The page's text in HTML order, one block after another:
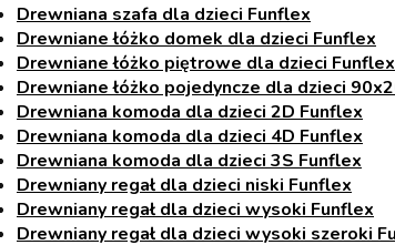
Drewniana szafa dla dzieci Funflex
Drewniane łóżko domek dla dzieci Funflex
Drewniane łóżko piętrowe dla dzieci Funflex
Drewniane łóżko pojedyncze dla dzieci
Drewniana komoda dla dzieci 2D Funflex
Drewniana komoda dla dzieci 4D Funflex
Drewniana komoda dla dzieci 3S Funflex
Drewniany regał dla dzieci niski Funflex
Drewniany regał dla dzieci wysoki Funflex
Drewniany regał dla dzieci wysoki szeroki